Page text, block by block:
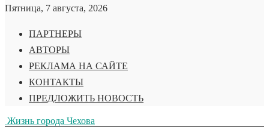
Пятница, 7 августа, 2026
ПАРТНЕРЫ
АВТОРЫ
РЕКЛАМА НА САЙТЕ
КОНТАКТЫ
ПРЕДЛОЖИТЬ НОВОСТЬ
Жизнь города Чехова